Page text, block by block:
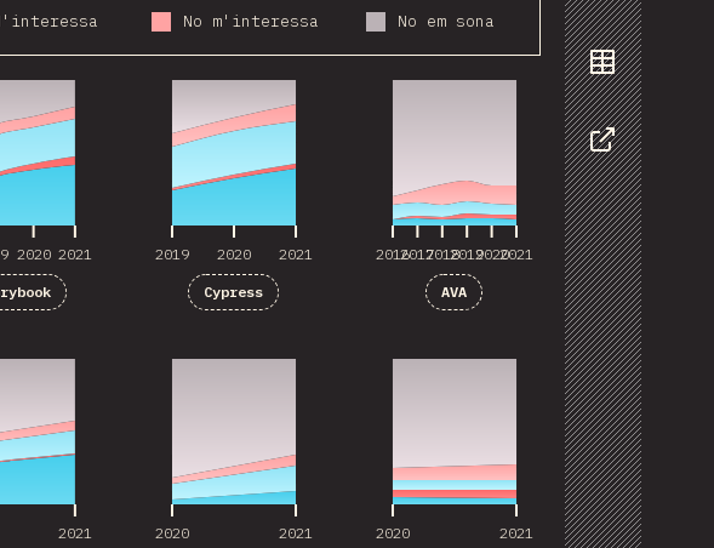
Chart
Data
Share
No m'interessa No em sona
2020 2021
2020 2021
2019 2020 2021
2019 2020 2021
Cypress
201620172018201920202021
201620172018201920202021
AVA
2021 2020 2021 2020 2021